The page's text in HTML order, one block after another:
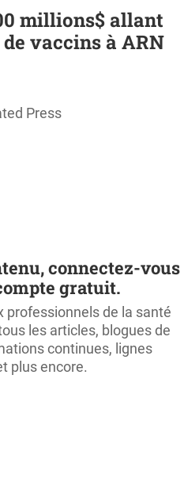
millions$ allant
vaccins à ARN
Press
connectez-vous
gratuit.
professionnels de la santé
les articles, blogues de
continues, lignes
plus encore.